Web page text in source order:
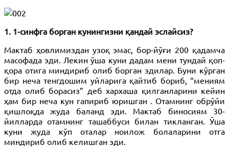
1. 1-синфга борган кунингизни қандай эслайсиз?
Мактаб ҳовлимиздан узоқ эмас, бор-йўғи 200 қадамча
масофада эди. Лекин ўша куни дадам мени тундай қоп-
қора отига миндириб олиб борган эдилар. Буни кўрган
бир неча тенгдошим уйларига қайтиб бориб, “мениям
отда олиб борасиз” деб хархаша қилганларини кейин
ҳам бир неча кун гапириб юришган . Отамнинг обрўйи
қишлоқда жуда баланд эди. Мактаб биносиям 30-
йилларда отамнинг ташаббуси билан тикланган. Ўша
куни жуда кўп оталар ноилож болаларини отга
миндириб олиб келишган эди.